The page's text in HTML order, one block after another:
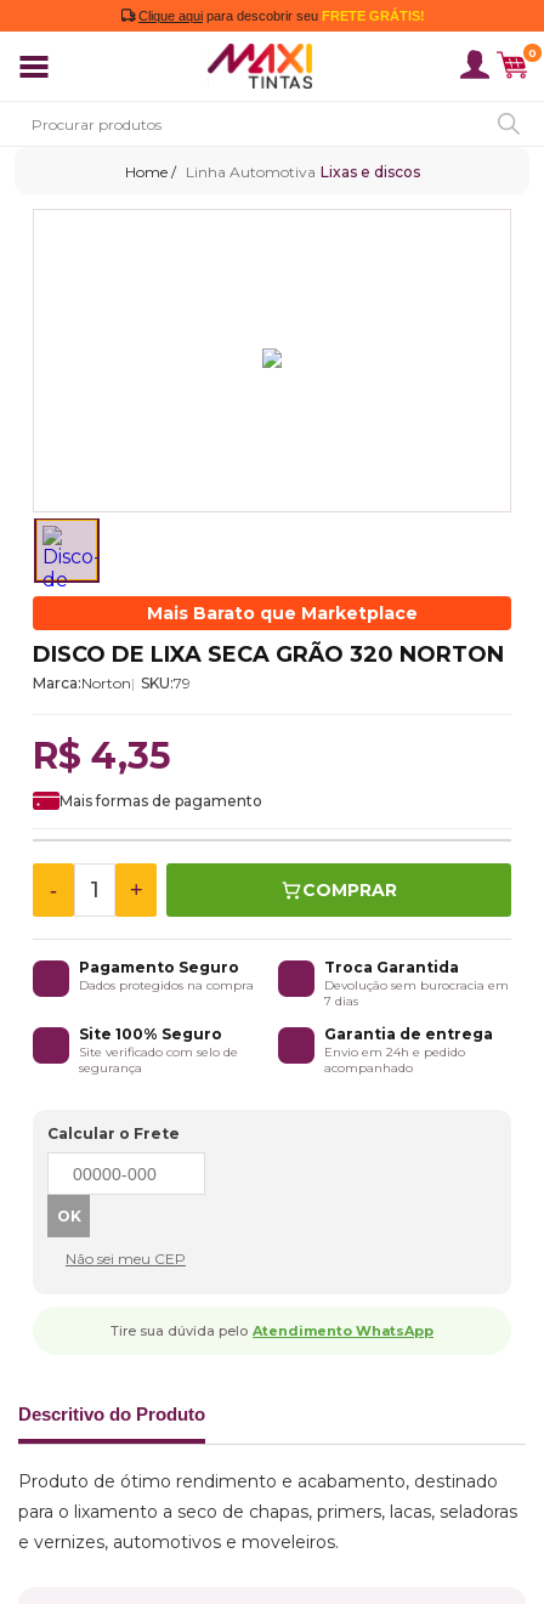
Clique aqui para descobrir seu FRETE GRÁTIS!
0
Linha Automotiva Lixas e discos
Mais Barato que Marketplace
DISCO DE LIXA SECA GRÃO 320 NORTON
Marca:Norton SKU:79
R$ 4,35
Mais formas de pagamento
- + COMPRAR
Pagamento Seguro
Dados protegidos na compra
Troca Garantida
Devolução sem burocracia em
7 dias
Site 100% Seguro
Site verificado com selo de
segurança
Garantia de entrega
Envio em 24h e pedido
acompanhado
Calcular o Frete
Não sei meu CEP
Tire sua dúvida pelo Atendimento WhatsApp
Descritivo do Produto
Produto de ótimo rendimento e acabamento, destinado
para o lixamento a seco de chapas, primers, lacas, seladoras
e vernizes, automotivos e moveleiros.